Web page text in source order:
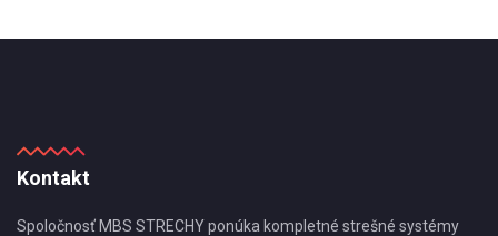
Kontakt
Spoločnosť MBS STRECHY ponúka kompletné strešné systémy